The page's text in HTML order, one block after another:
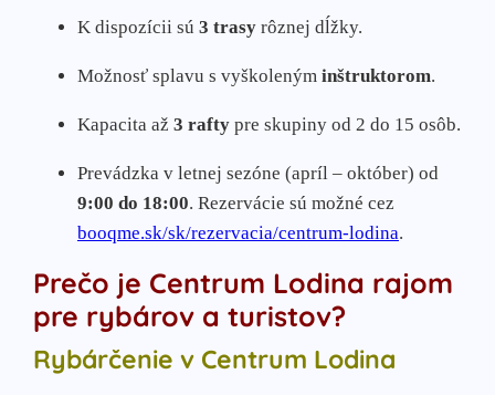
K dispozícii sú 3 trasy rôznej dĺžky.
Možnosť splavu s vyškoleným inštruktorom.
Kapacita až 3 rafty pre skupiny od 2 do 15 osôb.
Prevádzka v letnej sezóne (apríl – október) od
9:00 do 18:00. Rezervácie sú možné cez
booqme.sk/sk/rezervacia/centrum-lodina.
Prečo je Centrum Lodina rajom
pre rybárov a turistov?
Rybárčenie v Centrum Lodina